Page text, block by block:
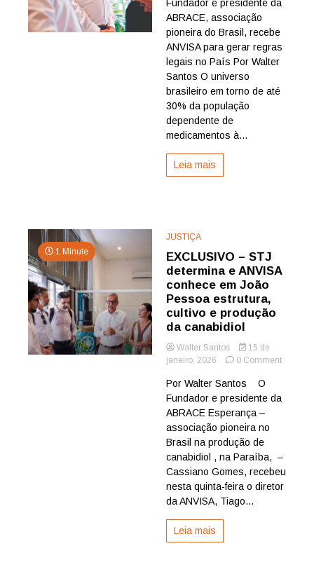
nova
fase
da
salvar
vidas
Fundador e presidente da
ABRACE, associação
pioneira do Brasil, recebe
ANVISA para gerar regras
legais no País Por Walter
Santos O universo
brasileiro em torno de até
30% da população
dependente de
medicamentos à...
Leia mais
1 Minute
JUSTIÇA
EXCLUSIVO – STJ
determina e ANVISA
conhece em João
Pessoa estrutura,
cultivo e produção
da canabidiol
Walter Santos
15 de
janeiro, 2026
0 Commenton
STJ
em
João
Pessoa
Por Walter Santos O
Fundador e presidente da
ABRACE Esperança –
associação pioneira no
Brasil na produção de
canabidiol , na Paraíba, –
Cassiano Gomes, recebeu
nesta quinta-feira o diretor
da ANVISA, Tiago...
Leia mais